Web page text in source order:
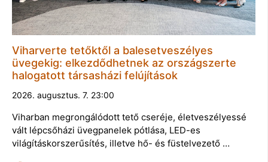
Viharverte tetőktől a balesetveszélyes
üvegekig: elkezdődhetnek az országszerte
halogatott társasházi felújítások
2026. augusztus. 7. 23:00
Viharban megrongálódott tető cseréje, életveszélyessé
vált lépcsőházi üvegpanelek pótlása, LED-es
világításkorszerűsítés, illetve hő- és füstelvezető …